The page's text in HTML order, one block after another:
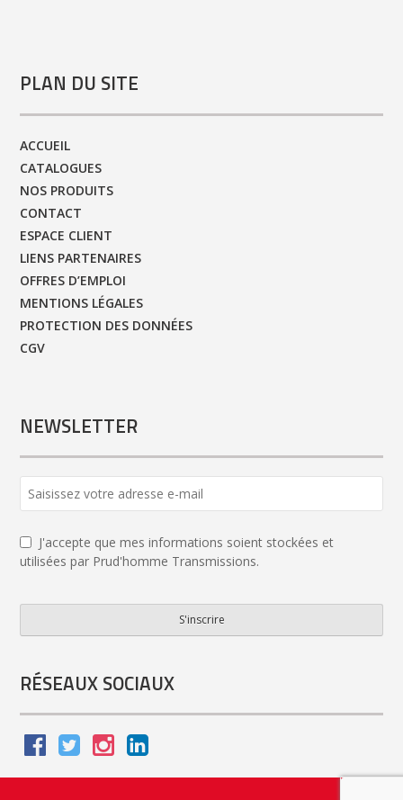
PLAN DU SITE
ACCUEIL
CATALOGUES
NOS PRODUITS
CONTACT
ESPACE CLIENT
LIENS PARTENAIRES
OFFRES D’EMPLOI
MENTIONS LÉGALES
PROTECTION DES DONNÉES
CGV
NEWSLETTER
URL *
J'accepte que mes informations soient stockées et
utilisées par Prud'homme Transmissions.
S'inscrire
RÉSEAUX SOCIAUX